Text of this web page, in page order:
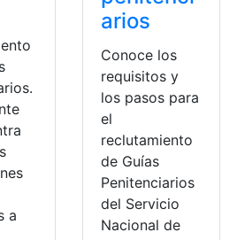
a
arios
Conoce los
requisitos y
los pasos para
el
reclutamiento
de Guías
Penitenciarios
del Servicio
Nacional de